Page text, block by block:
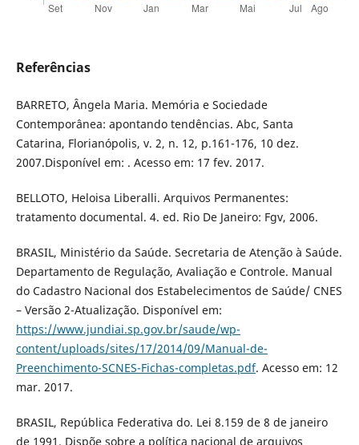
Referências
BARRETO, Ângela Maria. Memória e Sociedade
Contemporânea: apontando tendências. Abc, Santa
Catarina, Florianópolis, v. 2, n. 12, p.161-176, 10 dez.
2007.Disponível em: . Acesso em: 17 fev. 2017.
BELLOTO, Heloisa Liberalli. Arquivos Permanentes:
tratamento documental. 4. ed. Rio De Janeiro: Fgv, 2006.
BRASIL, Ministério da Saúde. Secretaria de Atenção à Saúde.
Departamento de Regulação, Avaliação e Controle. Manual
do Cadastro Nacional dos Estabelecimentos de Saúde/ CNES
– Versão 2-Atualização. Disponível em:
https://www.jundiai.sp.gov.br/saude/wp-
content/uploads/sites/17/2014/09/Manual-de-
Preenchimento-SCNES-Fichas-completas.pdf. Acesso em: 12
mar. 2017.
BRASIL, República Federativa do. Lei 8.159 de 8 de janeiro
de 1991. Dispõe sobre a política nacional de arquivos